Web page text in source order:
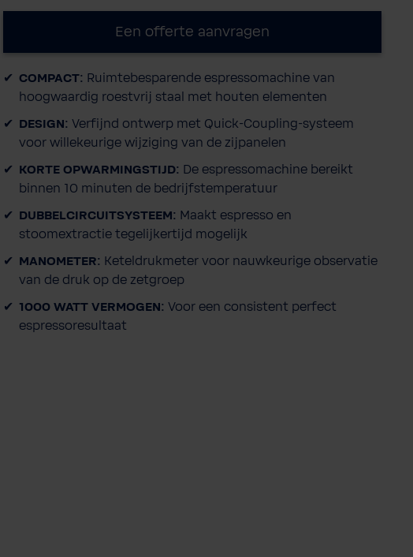
Een offerte aanvragen
COMPACT: Ruimtebesparende espressomachine van
hoogwaardig roestvrij staal met houten elementen
DESIGN: Verfijnd ontwerp met Quick-Coupling-systeem
voor willekeurige wijziging van de zijpanelen
KORTE OPWARMINGSTIJD: De espressomachine bereikt
binnen 10 minuten de bedrijfstemperatuur
DUBBELCIRCUITSYSTEEM: Maakt espresso en
stoomextractie tegelijkertijd mogelijk
MANOMETER: Keteldrukmeter voor nauwkeurige observatie
van de druk op de zetgroep
1000 WATT VERMOGEN: Voor een consistent perfect
espressoresultaat